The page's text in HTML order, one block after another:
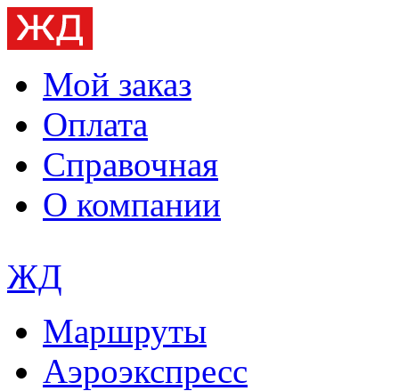
Мой заказ
Оплата
Справочная
О компании
ЖД
Маршруты
Аэроэкспресс